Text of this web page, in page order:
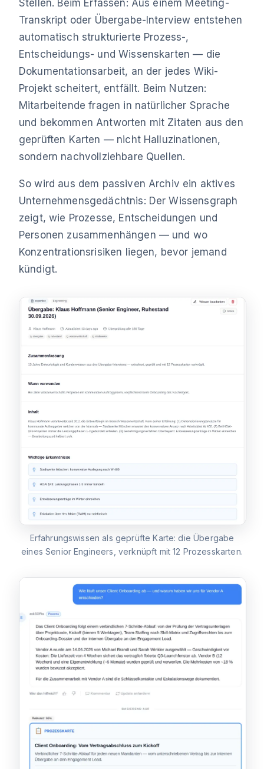
Stellen. Beim Erfassen: Aus einem Meeting-
Transkript oder Übergabe-Interview entstehen
automatisch strukturierte Prozess-,
Entscheidungs- und Wissenskarten — die
Dokumentationsarbeit, an der jedes Wiki-
Projekt scheitert, entfällt. Beim Nutzen:
Mitarbeitende fragen in natürlicher Sprache
und bekommen Antworten mit Zitaten aus den
geprüften Karten — nicht Halluzinationen,
sondern nachvollziehbare Quellen.
So wird aus dem passiven Archiv ein aktives
Unternehmensgedächtnis: Der Wissensgraph
zeigt, wie Prozesse, Entscheidungen und
Personen zusammenhängen — und wo
Konzentrationsrisiken liegen, bevor jemand
kündigt.
Erfahrungswissen als geprüfte Karte: die Übergabe
eines Senior Engineers, verknüpft mit 12 Prozesskarten.